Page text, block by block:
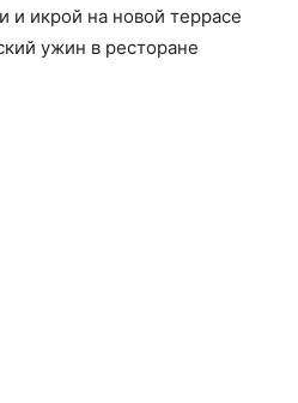
и икрой на новой террасе
ужин в ресторане